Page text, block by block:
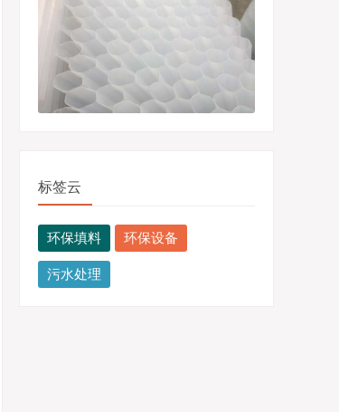
标签云
环保填料 环保设备
污水处理